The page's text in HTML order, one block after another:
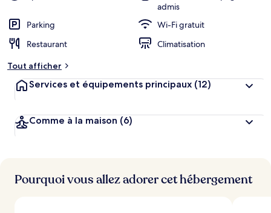
admis
Parking
Wi-Fi gratuit
Restaurant
Climatisation
Tout afficher
Services et équipements principaux (12)
Comme à la maison (6)
Pourquoi vous allez adorer cet hébergement